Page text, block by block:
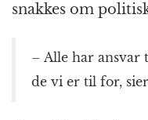
snakkes om
– Alle har ansvar
de vi er til for,